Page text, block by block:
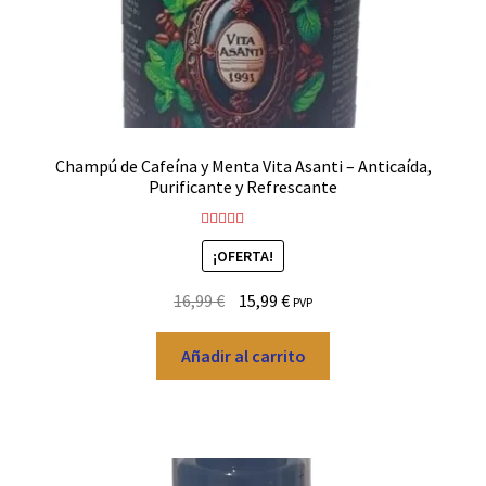
de
producto
Champú de Cafeína y Menta Vita Asanti – Anticaída,
Purificante y Refrescante
Valorado con
5.00de 5
¡OFERTA!
16,99€
El
original
era:
15,99 €El
actual
es:
PVP
Añadir al carrito